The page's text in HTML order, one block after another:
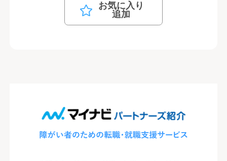
お気に入り
追加